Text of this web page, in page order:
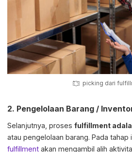
picking dari
2. Pengelolaan Barang /
Selanjutnya, proses fulfillment
atau pengelolaan barang. Pada tahap
fulfillment akan mengambil alih